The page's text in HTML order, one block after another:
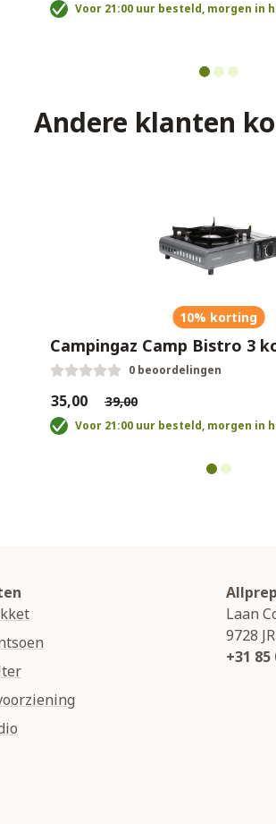
Voor 21:00 uur besteld, morgen in
Andere klanten
10% korting
Campingaz Camp Bistro 3
0 beoordelingen
€35,00 €39,00
Voor 21:00 uur besteld, morgen in
Laan
9728 JR
+31 85